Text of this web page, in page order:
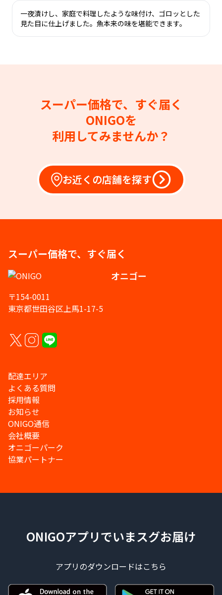
一夜漬けし、家庭で料理したような味付け、ゴロッとした
見た目に仕上げました。魚本来の味を堪能できます。
スーパー価格で、すぐ届く
ONIGOを
利用してみませんか？
お近くの店舗を探す
スーパー価格で、すぐ届く
オニゴー
〒154-0011
東京都世田谷区上馬1-17-5
配達エリア
よくある質問
採用情報
お知らせ
ONIGO通信
会社概要
オニゴーパーク
協業パートナー
ONIGOアプリでいまスグお届け
アプリのダウンロードはこちら